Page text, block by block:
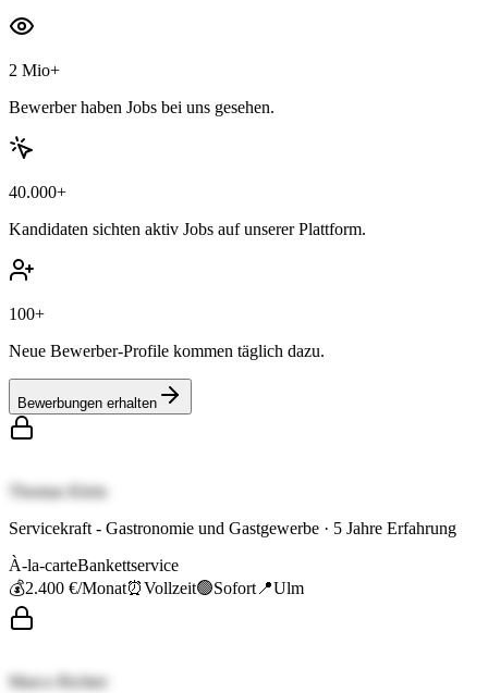
2 Mio+
Bewerber haben Jobs bei uns gesehen.
40.000+
Kandidaten sichten aktiv Jobs auf unserer Plattform.
100+
Neue Bewerber-Profile kommen täglich dazu.
Bewerbungen erhalten
Thomas Klein
Servicekraft - Gastronomie und Gastgewerbe · 5 Jahre Erfahrung
À-la-carteBankettservice
💰2.400 €/Monat⏰Vollzeit🟢Sofort 📍Ulm
Marco Richter